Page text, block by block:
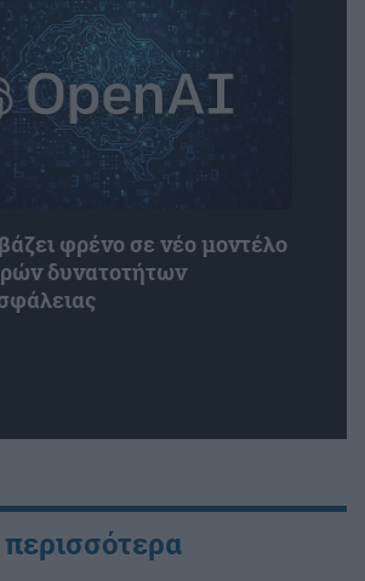
φρένο σε νέο μοντέλο
δυνατοτήτων
περισσότερα